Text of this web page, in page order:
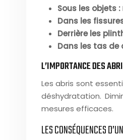
Sous les objets :
Dans les
Derrière les
Dans les tas de
L’IMPORTANCE DES
Les abris sont
déshydratation.
mesures efficaces.
LES CONSÉQUENCES